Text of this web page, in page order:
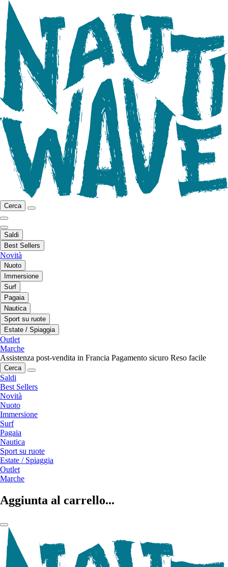
Cerca
Saldi
Best Sellers
Novità
Nuoto
Immersione
Surf
Pagaia
Nautica
Sport su ruote
Estate / Spiaggia
Outlet
Marche
Assistenza post-vendita in Francia Pagamento sicuro Reso facile
Cerca
Saldi
Best Sellers
Novità
Nuoto
Immersione
Surf
Pagaia
Nautica
Sport su ruote
Estate / Spiaggia
Outlet
Marche
Aggiunta al carrello...